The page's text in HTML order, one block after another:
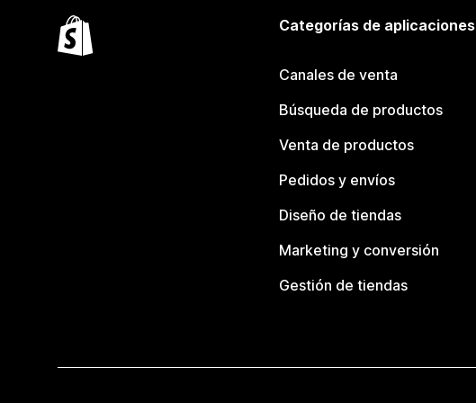
Categorías de aplicaciones
Canales de venta
Búsqueda de productos
Venta de productos
Pedidos y envíos
Diseño de tiendas
Marketing y conversión
Gestión de tiendas